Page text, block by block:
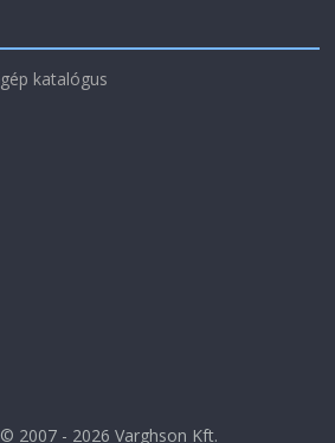
katalógus
2007 - 2026 Varghson Kft.